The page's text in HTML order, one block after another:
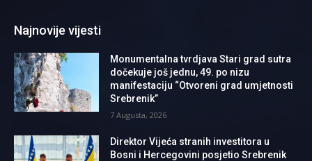
Najnovije vijesti
Monumentalna tvrdjava Stari grad sutra
dočekuje još jednu, 49. po nizu
manifestaciju “Otvoreni grad umjetnosti
Srebrenik”
7 Augusta, 2026
Direktor Vijeća stranih investitora u
Bosni i Hercegovini posjetio Srebrenik